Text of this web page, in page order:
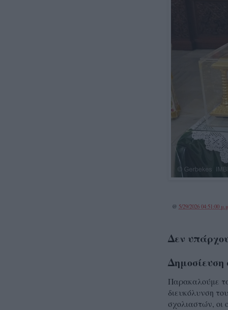
@ 5/29/2026 04:51:00
Δεν
Δημοσίευση
Παρακαλούμε
διευκόλυνση
σχολιαστών, οι